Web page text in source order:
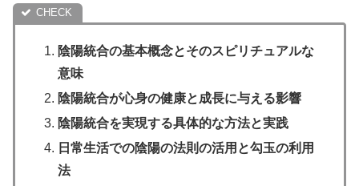
陰陽統合の基本概念とそのスピリチュアルな
意味
陰陽統合が心身の健康と成長に与える影響
陰陽統合を実現する具体的な方法と実践
日常生活での陰陽の法則の活用と勾玉の利用
法